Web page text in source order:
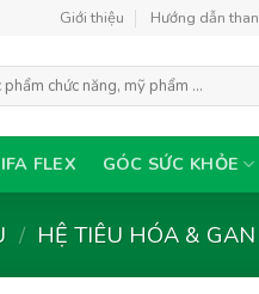
Giới thiệu Hướng dẫn
FLEX GÓC SỨC KHỎE
/ HỆ TIÊU HÓA &